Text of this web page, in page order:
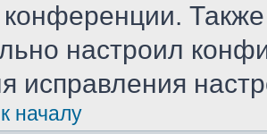
конференции.
настроил
исправления
началу